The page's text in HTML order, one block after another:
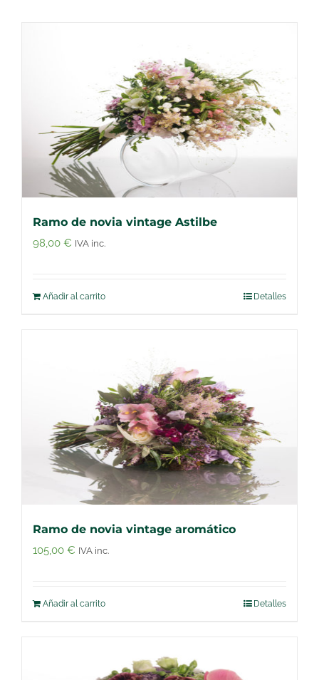
Ramo de novia vintage Astilbe
98,00 € IVA inc.
Añadir al carrito Detalles
Ramo de novia vintage aromático
105,00 € IVA inc.
Añadir al carrito Detalles